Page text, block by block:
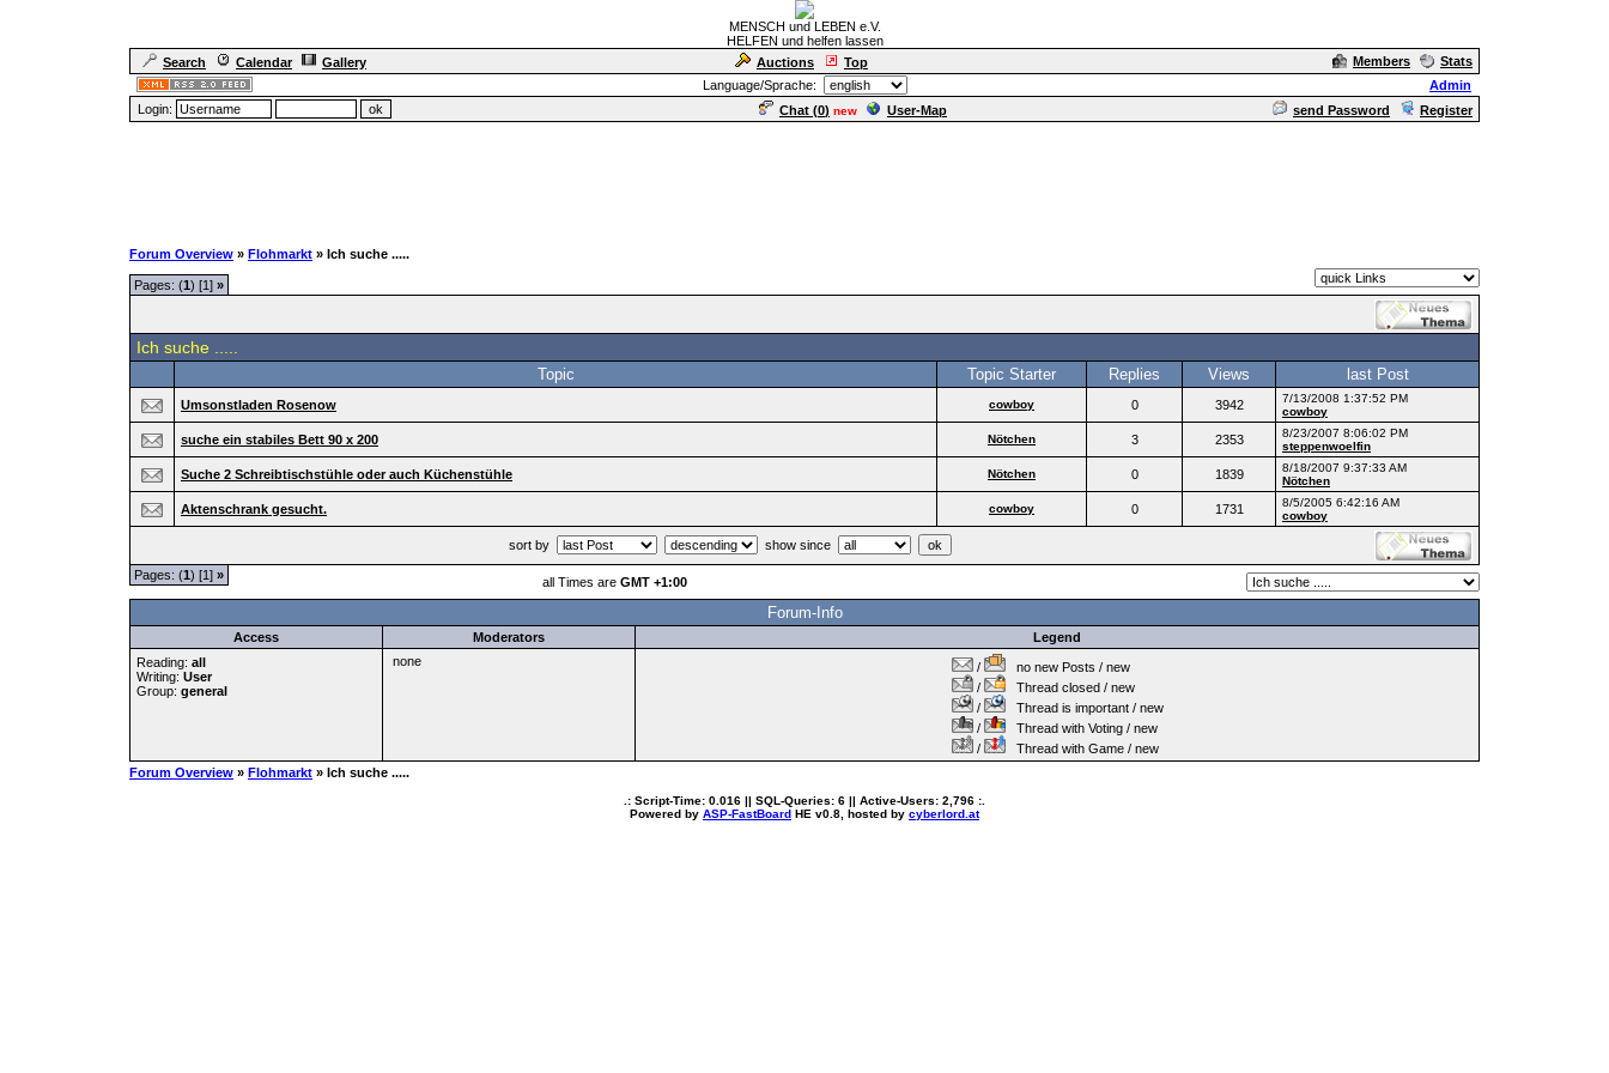
MENSCH und LEBEN e.V.
HELFEN und helfen lassen
Search
Calendar Gallery Auctions Top Members
Stats
Language/Sprache:
Admin
Login:
Chat (0) new User-Map send Password Register
Forum Overview » Flohmarkt » Ich suche .....
Pages: (1) [1] »
Ich suche .....
Topic Topic Starter Replies Views last Post
Umsonstladen Rosenow cowboy 0 3942
7/13/2008 1:37:52 PM
cowboy
suche ein stabiles Bett 90 x 200 Nötchen 3 2353
8/23/2007 8:06:02 PM
steppenwoelfin
Suche 2 Schreibtischstühle oder auch Küchenstühle Nötchen 0 1839
8/18/2007 9:37:33 AM
Nötchen
Aktenschrank gesucht. cowboy 0 1731
8/5/2005 6:42:16 AM
cowboy
sort by show since
Pages: (1) [1] » all Times are GMT +1:00
Forum-Info
Access Moderators
Legend
Reading: all
Writing: User
Group: general
none /
no new Posts / new
/
Thread closed / new
/
Thread is important / new
/
Thread with Voting / new
/
Thread with Game / new
Forum Overview » Flohmarkt » Ich suche .....
.: Script-Time: 0.016 || SQL-Queries: 6 || Active-Users: 2,796 :.
Powered by ASP-FastBoard HE v0.8 , hosted by cyberlord.at